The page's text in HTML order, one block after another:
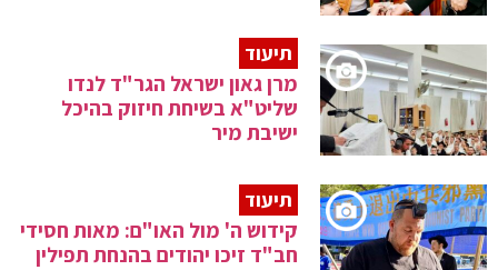
תיעוד
מרן גאון ישראל הגר"ד לנדו
שליט"א בשיחת חיזוק בהיכל
ישיבת מיר
תיעוד
קידוש ה' מול האו"ם: מאות חסידי
חב"ד זיכו יהודים בהנחת תפילין